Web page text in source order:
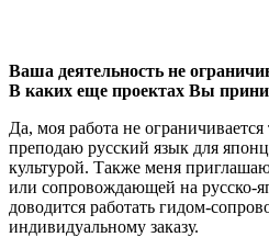
Ваша деятельность не
В каких еще проектах Вы
Да, моя работа не
преподаю русский язык для
культурой. Также меня
или сопровождающей на русско-
доводится работать гидом-
индивидуальному заказу.